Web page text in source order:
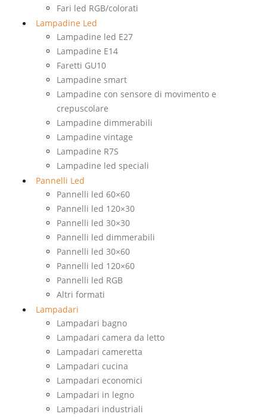
Fari led RGB/colorati
Lampadine Led
Lampadine led E27
Lampadine E14
Faretti GU10
Lampadine smart
Lampadine con sensore di movimento e
crepuscolare
Lampadine dimmerabili
Lampadine vintage
Lampadine R7S
Lampadine led speciali
Pannelli Led
Pannelli led 60×60
Pannelli led 120×30
Pannelli led 30×30
Pannelli led dimmerabili
Pannelli led 30×60
Pannelli led 120×60
Pannelli led RGB
Altri formati
Lampadari
Lampadari bagno
Lampadari camera da letto
Lampadari cameretta
Lampadari cucina
Lampadari economici
Lampadari in legno
Lampadari industriali